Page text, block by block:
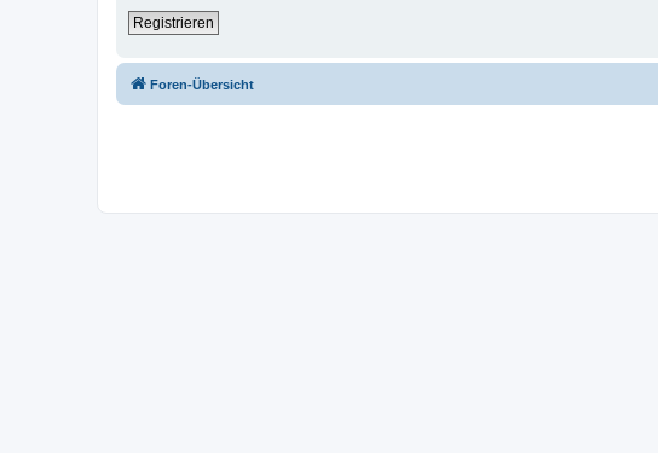
Registrieren
Foren-Übersicht